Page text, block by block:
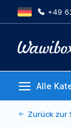
+49
Alle
Zurück zur